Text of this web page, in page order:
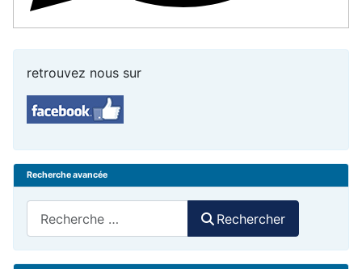
retrouvez nous sur
Recherche avancée
Rechercher